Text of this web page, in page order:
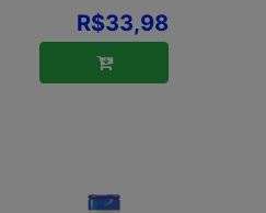
R$33,98